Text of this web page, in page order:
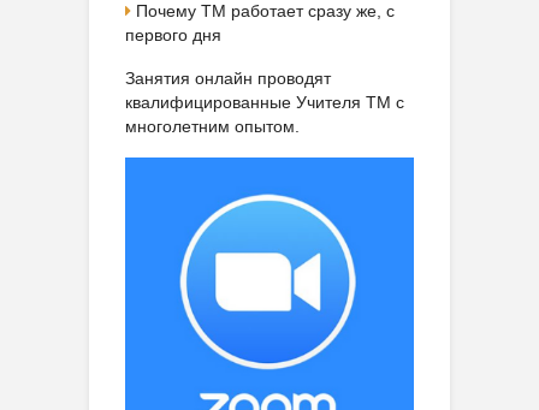
Почему ТМ работает сразу же, с
первого дня
Занятия онлайн проводят
квалифицированные Учителя ТМ с
многолетним опытом.